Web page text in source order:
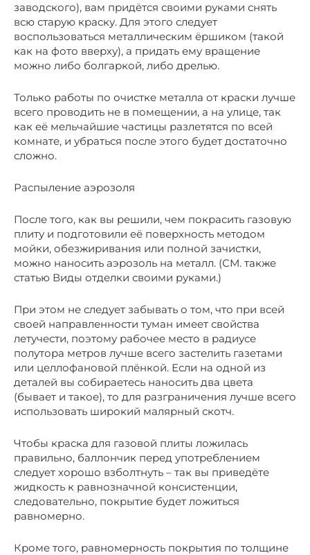
заводского), вам придётся своими руками снять
всю старую краску. Для этого следует
воспользоваться металлическим ёршиком (такой
как на фото вверху), а придать ему вращение
можно либо болгаркой, либо дрелью.
Только работы по очистке металла от краски лучше
всего проводить не в помещении, а на улице, так
как её мельчайшие частицы разлетятся по всей
комнате, и убраться после этого будет достаточно
сложно.
Распыление аэрозоля
После того, как вы решили, чем покрасить газовую
плиту и подготовили её поверхность методом
мойки, обезжиривания или полной зачистки,
можно наносить аэрозоль на металл. (СМ. также
статью Виды отделки своими руками.)
При этом не следует забывать о том, что при всей
своей направленности туман имеет свойства
летучести, поэтому рабочее место в радиусе
полутора метров лучше всего застелить газетами
или целлофановой плёнкой. Если на одной из
деталей вы собираетесь наносить два цвета
(бывает и такое), то для разграничения лучше всего
использовать широкий малярный скотч.
Чтобы краска для газовой плиты ложилась
правильно, баллончик перед употреблением
следует хорошо взболтнуть – так вы приведёте
жидкость к равнозначной консистенции,
следовательно, покрытие будет ложиться
равномерно.
Кроме того, равномерность покрытия по толщине